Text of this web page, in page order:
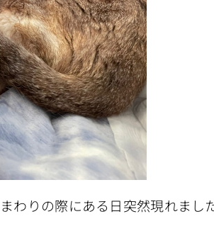
わりの際にある日突然現れまし